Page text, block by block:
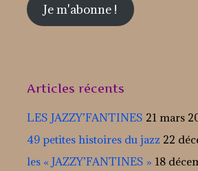
Je m'abonne !
Articles récents
LES JAZZY’FANTINES 21 mars
49 petites histoires du jazz 22
les « JAZZY’FANTINES » 18